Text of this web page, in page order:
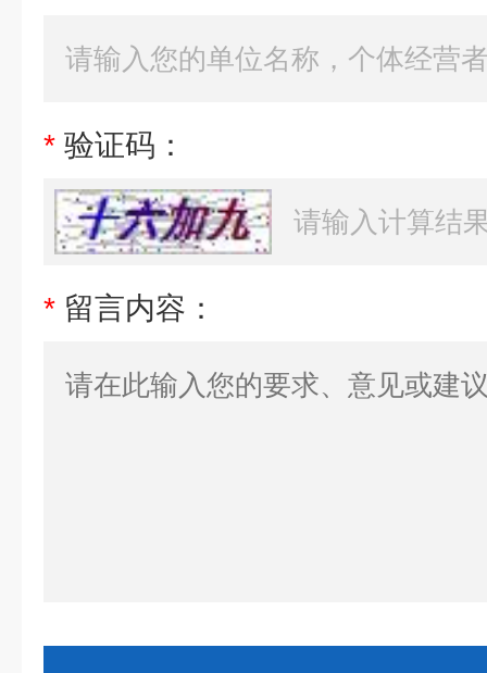
* 验证码：
* 留言内容：